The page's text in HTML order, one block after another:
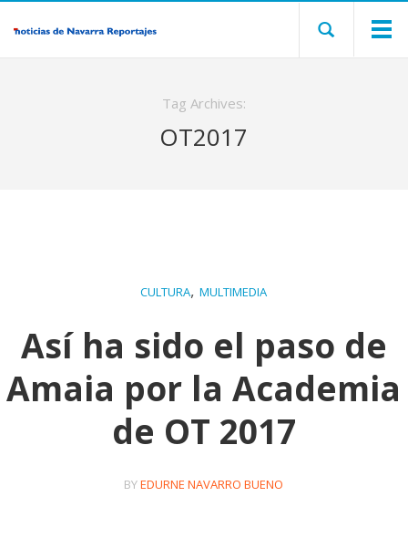
Tag Archives:
OT2017
CULTURA,MULTIMEDIA
Así ha sido el paso de
Amaia por la Academia
de OT 2017
BYEDURNE NAVARRO BUENO